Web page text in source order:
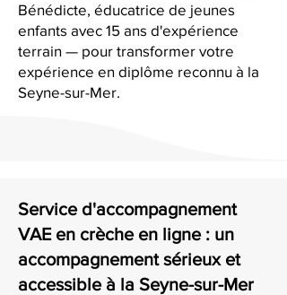
Bénédicte, éducatrice de jeunes
enfants avec 15 ans d'expérience
terrain — pour transformer votre
expérience en diplôme reconnu à la
Seyne-sur-Mer.
Service d'accompagnement
VAE en crèche en ligne : un
accompagnement sérieux et
accessible à la Seyne-sur-Mer